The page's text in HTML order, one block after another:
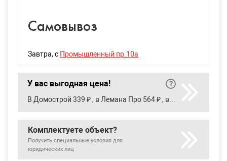
Самовывоз
Завтра, с Промышленный пр.10а
У вас выгодная цена!
Комплектуете объект?
Получить специальные условия для
юридических лиц